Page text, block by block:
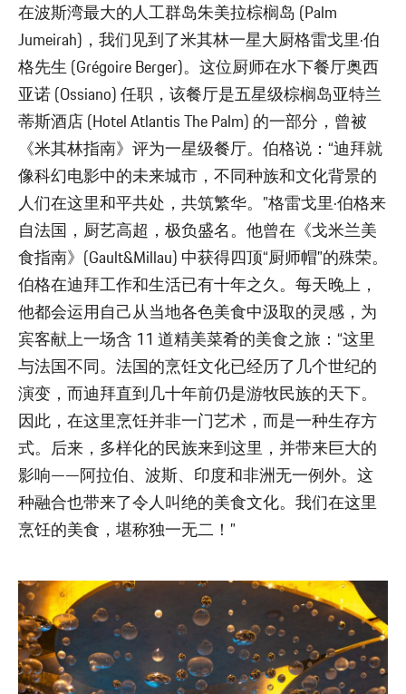
在波斯湾最大的人工群岛朱美拉棕榈岛 (Palm
Jumeirah)，我们见到了米其林一星大厨格雷戈里·伯
格先生 (Grégoire Berger)。这位厨师在水下餐厅奥西
亚诺 (Ossiano) 任职，该餐厅是五星级棕榈岛亚特兰
蒂斯酒店 (Hotel Atlantis The Palm) 的一部分，曾被
《米其林指南》评为一星级餐厅。伯格说：“迪拜就
像科幻电影中的未来城市，不同种族和文化背景的
人们在这里和平共处，共筑繁华。”格雷戈里·伯格来
自法国，厨艺高超，极负盛名。他曾在《戈米兰美
食指南》(Gault&Millau) 中获得四顶“厨师帽”的殊荣。
伯格在迪拜工作和生活已有十年之久。每天晚上，
他都会运用自己从当地各色美食中汲取的灵感，为
宾客献上一场含 11 道精美菜肴的美食之旅：“这里
与法国不同。法国的烹饪文化已经历了几个世纪的
演变，而迪拜直到几十年前仍是游牧民族的天下。
因此，在这里烹饪并非一门艺术，而是一种生存方
式。后来，多样化的民族来到这里，并带来巨大的
影响——阿拉伯、波斯、印度和非洲无一例外。这
种融合也带来了令人叫绝的美食文化。我们在这里
烹饪的美食，堪称独一无二！”